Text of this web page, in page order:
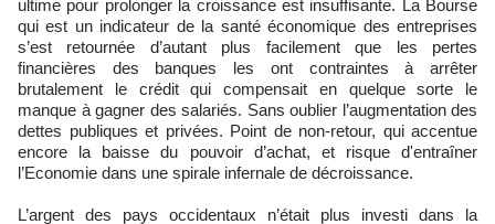
ultime pour prolonger la croissance est insuffisante. La Bourse
qui est un indicateur de la santé économique des entreprises
s’est retournée d’autant plus facilement que les pertes
financières des banques les ont contraintes à arrêter
brutalement le crédit qui compensait en quelque sorte le
manque à gagner des salariés. Sans oublier l’augmentation des
dettes publiques et privées. Point de non-retour, qui accentue
encore la baisse du pouvoir d’achat, et risque d'entraîner
l’Economie dans une spirale infernale de décroissance.
L’argent des pays occidentaux n’était plus investi dans la